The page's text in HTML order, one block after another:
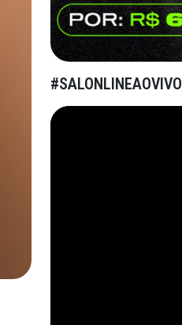
#SALONLINEAOVIVO